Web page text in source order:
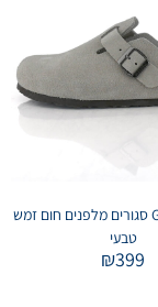
כפכפי Ginger סגורים מלפנים חום זמש
טבעי
₪399